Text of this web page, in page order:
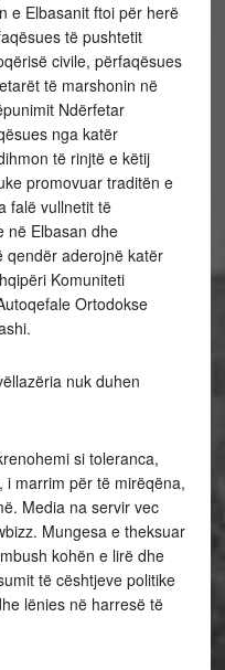
e Elbasanit ftoi për herë
të pushtetit
civile, përfaqësues
të marshonin në
Ndërfetar
nga katër
të rinjtë e këtij
promovuar traditën e
falë vullnetit të
në Elbasan dhe
qendër aderojnë katër
Komuniteti
Ortodokse
nuk duhen
si toleranca,
i marrim për të mirëqëna,
Media na servir vec
Mungesa e theksuar
kohën e lirë dhe
të cështjeve politike
lënies në harresë të